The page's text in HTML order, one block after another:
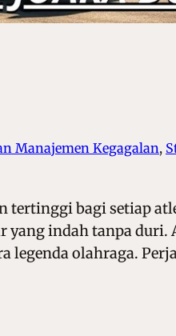
Manajemen Kegagalan,
tertinggi bagi setiap
yang indah tanpa
legenda olahraga.